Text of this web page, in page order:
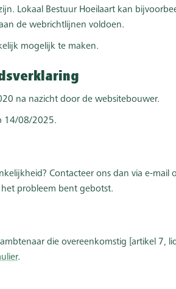
Lokaal Bestuur Hoeilaart kan
de webrichtlijnen voldoen.
mogelijk te maken.
na nazicht door de websitebouwer.
14/08/2025.
Contacteer ons dan via e-mail
probleem bent gebotst.
die overeenkomstig [artikel 7,
.